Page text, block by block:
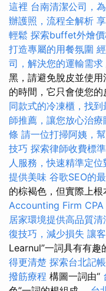
這裡 台南清潔公司，
辦護照，流程全解析
輕鬆 探索buffet外燴
打造專屬的用餐氛圍
司，解決您的運輸需求
黑，請避免脫皮並使
的時間，它只會使您
同款式的冷凍櫃，找
師推薦，讓您放心治療
條 請一位打掃阿姨，
技巧 探索律師收費標
人服務，快速精準定位
提供美味 谷歌SEO的
的棕褐色，但實際上根
Accounting Firm
居家環境提供高品質清
復技巧，減少損失 讓
Learnul”一詞具有有趣
得更清楚 探索台北記
撥筋療程 構圖一詞由“